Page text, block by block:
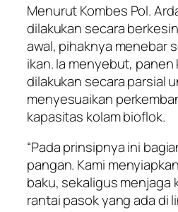
Menurut Kombes Pol.
dilakukan secara
awal, pihaknya menebar
ikan. Ia menyebut, panen
dilakukan secara parsial
menyesuaikan
kapasitas kolam bioflok.
“Pada prinsipnya ini
pangan. Kami
baku, sekaligus menjaga
rantai pasok yang ada di